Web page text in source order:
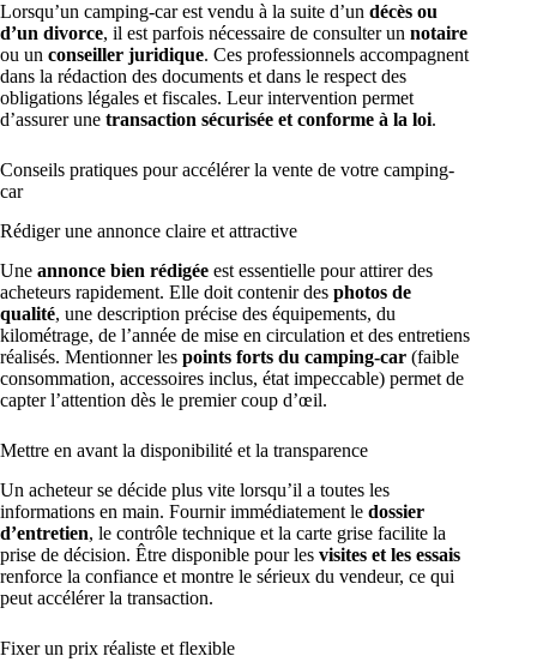
Lorsqu’un camping-car est vendu à la suite d’un décès ou
d’un divorce, il est parfois nécessaire de consulter un notaire
ou un conseiller juridique. Ces professionnels accompagnent
dans la rédaction des documents et dans le respect des
obligations légales et fiscales. Leur intervention permet
d’assurer une transaction sécurisée et conforme à la loi.
Conseils pratiques pour accélérer la vente de votre camping-
car
Rédiger une annonce claire et attractive
Une annonce bien rédigée est essentielle pour attirer des
acheteurs rapidement. Elle doit contenir des photos de
qualité, une description précise des équipements, du
kilométrage, de l’année de mise en circulation et des entretiens
réalisés. Mentionner les points forts du camping-car (faible
consommation, accessoires inclus, état impeccable) permet de
capter l’attention dès le premier coup d’œil.
Mettre en avant la disponibilité et la transparence
Un acheteur se décide plus vite lorsqu’il a toutes les
informations en main. Fournir immédiatement le dossier
d’entretien, le contrôle technique et la carte grise facilite la
prise de décision. Être disponible pour les visites et les essais
renforce la confiance et montre le sérieux du vendeur, ce qui
peut accélérer la transaction.
Fixer un prix réaliste et flexible